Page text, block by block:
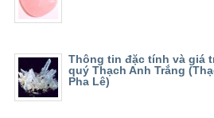
Thông tin đặc tính và giá
quý Thạch Anh Trắng
Pha Lê)